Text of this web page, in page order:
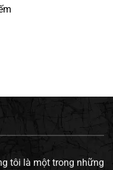
tôi là một trong những